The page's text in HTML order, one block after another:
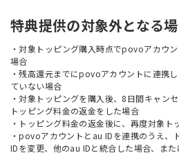
特典提供の対象外となる
・対象トッピング購入時点でpovoアカウ
場合
・残高還元までにpovoアカウントに連携
ていない場合
・対象トッピングを購入後、8日間キャン
トッピング料金の返金をした場合
・トッピング料金の返金後に、再度対象ト
・povoアカウントとau IDを連携のうえ、
IDを変更、他のau IDと統合した場合、ま